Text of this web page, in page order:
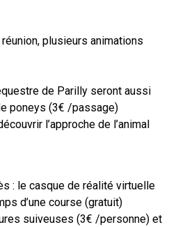
plusieurs animations
de Parilly seront aussi
poneys (3€ /passage)
l’approche de l’animal
: le casque de réalité virtuelle
d’une course (gratuit)
suiveuses (3€ /personne) et